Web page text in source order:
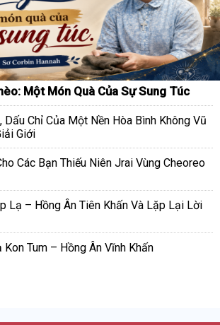
Một Món Quà Của Sự Sung Túc
Dấu Chỉ Của Một Nền Hòa Bình Không Vũ
Giới
Các Bạn Thiếu Niên Jrai Vùng Cheoreo
Lạ – Hồng Ân Tiên Khấn Và Lặp Lại Lời
Tum – Hồng Ân Vĩnh Khấn